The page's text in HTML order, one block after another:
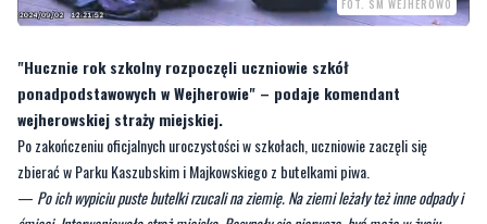
ponadpodstawowych w Wejherowie" – podaje komendant
Po zakończeniu oficjalnych uroczystości w szkołach, uczniowie zaczęli się
zbierać w Parku Kaszubskim i Majkowskiego z butelkami piwa.
—Po ich wypiciu puste butelki rzucali na ziemię. Na ziemi leżały też inne odpady i
śmieci. Interweniowała straż miejska. Posypały się pierwsze, być może w życiu,
mandaty karne za spożywanie alkoholu miejscu publicznym i zaśmiecanie
informuje Zenon Hinca, komendant wejherowskiej straży miejskiej.